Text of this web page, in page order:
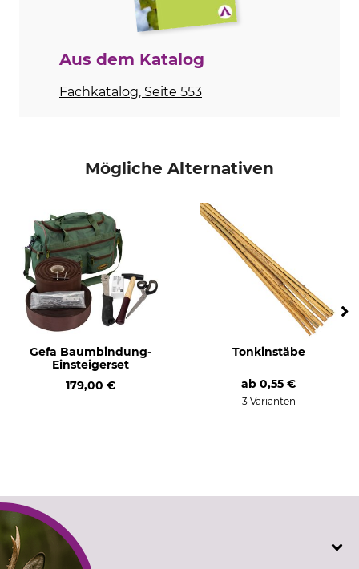
Aus dem Katalog
Fachkatalog, Seite 553
Mögliche Alternativen
Gefa Baumbindung-
Einsteigerset
179,00 €
Tonkinstäbe
ab 0,55 €
3 Varianten
SERVICE